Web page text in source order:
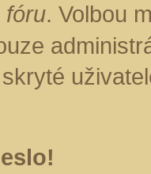
fóru. Volbou